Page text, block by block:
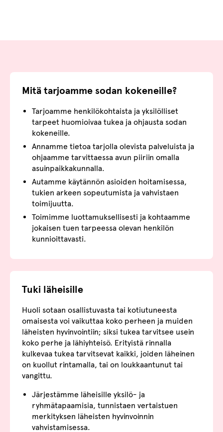
Mitä tarjoamme sodan kokeneille?
Tarjoamme henkilökohtaista ja yksilölliset
tarpeet huomioivaa tukea ja ohjausta sodan
kokeneille.
Annamme tietoa tarjolla olevista palveluista ja
ohjaamme tarvittaessa avun piiriin omalla
asuinpaikkakunnalla.
Autamme käytännön asioiden hoitamisessa,
tukien arkeen sopeutumista ja vahvistaen
toimijuutta.
Toimimme luottamuksellisesti ja kohtaamme
jokaisen tuen tarpeessa olevan henkilön
kunnioittavasti.
Tuki läheisille
Huoli sotaan osallistuvasta tai kotiutuneesta
omaisesta voi vaikuttaa koko perheen ja muiden
läheisten hyvinvointiin; siksi tukea tarvitsee usein
koko perhe ja lähiyhteisö. Erityistä rinnalla
kulkevaa tukea tarvitsevat kaikki, joiden läheinen
on kuollut rintamalla, tai on loukkaantunut tai
vangittu.
Järjestämme läheisille yksilö- ja
ryhmätapaamisia, tunnistaen vertaistuen
merkityksen läheisten hyvinvoinnin
vahvistamisessa.